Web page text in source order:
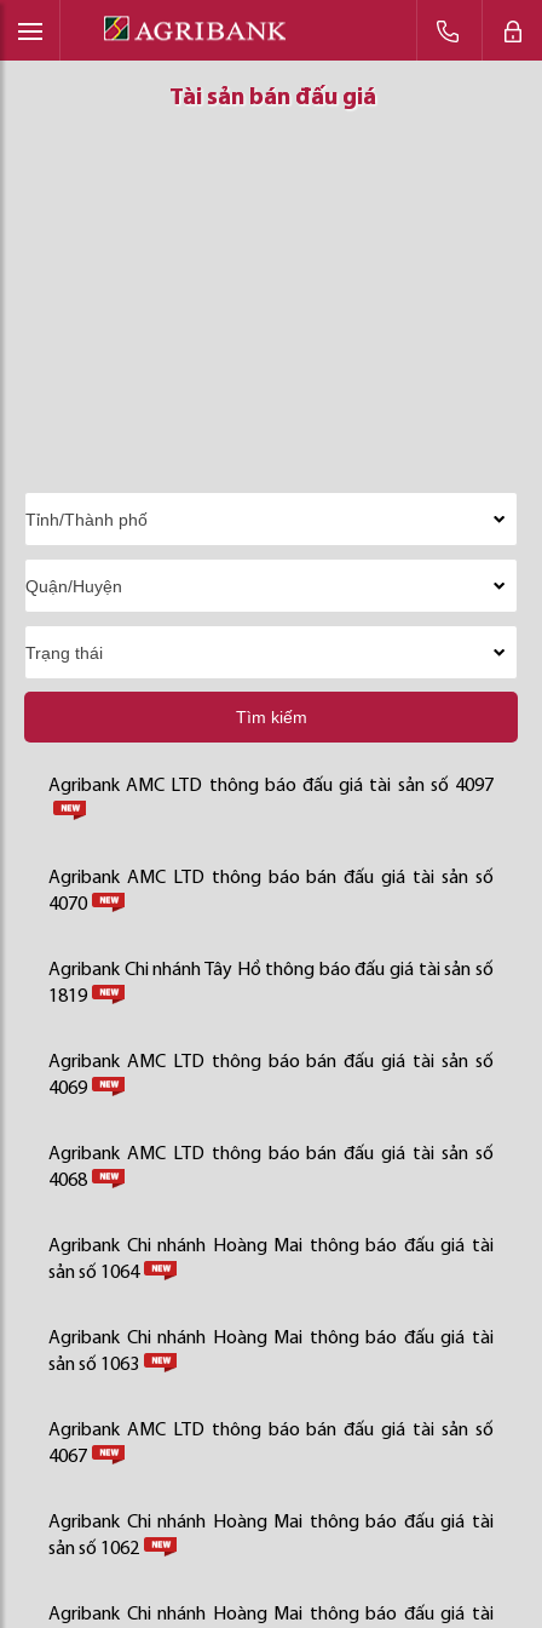
Tài sản bán đấu giá
Tài sản bán đấu giá
Tài sản bán đấu giá
Tìm kiếm
Agribank AMC LTD thông báo đấu giá tài sản số 4097
Agribank AMC LTD thông báo bán đấu giá tài sản số
4070
Agribank Chi nhánh Tây Hồ thông báo đấu giá tài sản số
1819
Agribank AMC LTD thông báo bán đấu giá tài sản số
4069
Agribank AMC LTD thông báo bán đấu giá tài sản số
4068
Agribank Chi nhánh Hoàng Mai thông báo đấu giá tài
sản số 1064
Agribank Chi nhánh Hoàng Mai thông báo đấu giá tài
sản số 1063
Agribank AMC LTD thông báo bán đấu giá tài sản số
4067
Agribank Chi nhánh Hoàng Mai thông báo đấu giá tài
sản số 1062
Agribank Chi nhánh Hoàng Mai thông báo đấu giá tài